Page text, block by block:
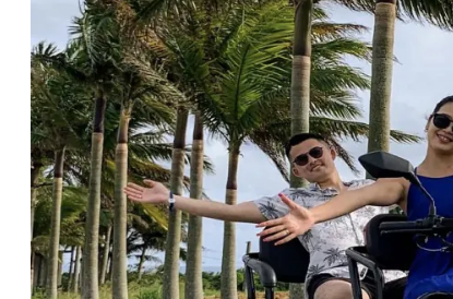
从现场。
搜索
可当天预订
规划
超值折扣
设计图
保险费
选定计划